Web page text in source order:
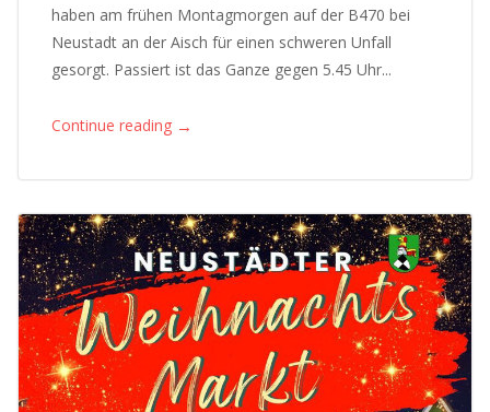
haben am frühen Montagmorgen auf der B470 bei
Neustadt an der Aisch für einen schweren Unfall
gesorgt. Passiert ist das Ganze gegen 5.45 Uhr...
Continue reading →